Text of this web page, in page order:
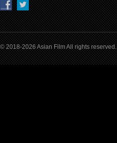
© 2018-2026 Asian Film All rights reserved.